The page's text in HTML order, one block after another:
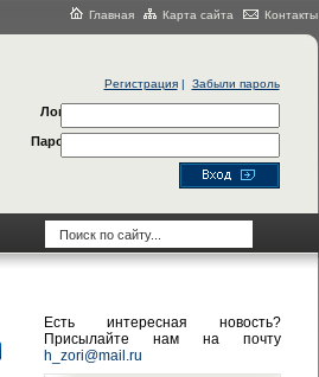
Главная Карта сайта Контакты
Регистрация| Забыли пароль
Логин
Пароль
Есть интересная новость?
Присылайте нам на почту
h_zori@mail.ru